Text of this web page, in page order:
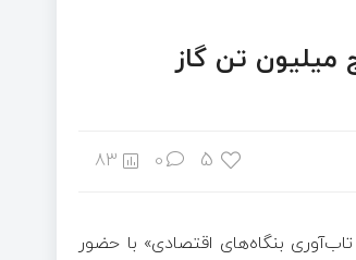
میلیون تن گاز
5
0
83
بنگاه‌های اقتصادی» با حضور